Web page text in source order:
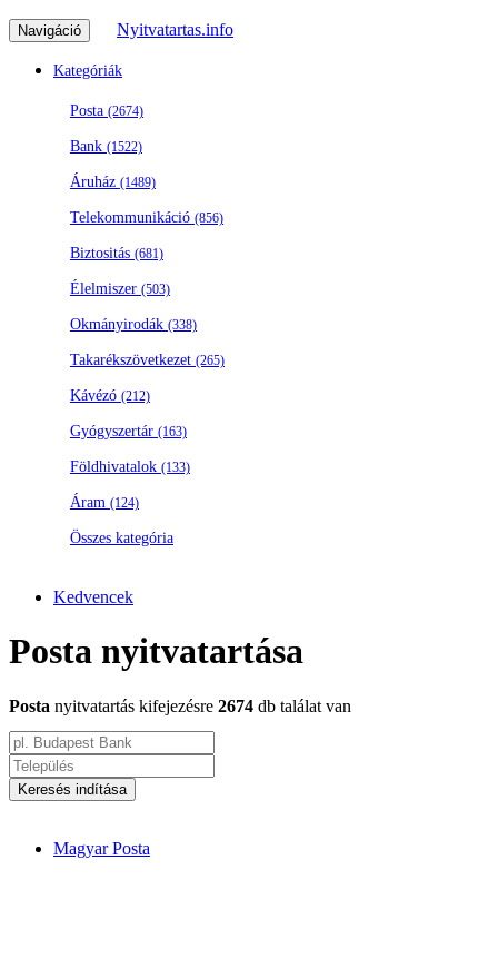
Navigáció Nyitvatartas.info
Kategóriák
Posta (2674)
Bank (1522)
Áruház (1489)
Telekommunikáció (856)
Biztositás (681)
Élelmiszer (503)
Okmányirodák (338)
Takarékszövetkezet (265)
Kávézó (212)
Gyógyszertár (163)
Földhivatalok (133)
Áram (124)
Összes kategória
Kedvencek
Posta nyitvatartása
Posta nyitvatartás kifejezésre 2674 db találat van
Keresés indítása
Magyar Posta